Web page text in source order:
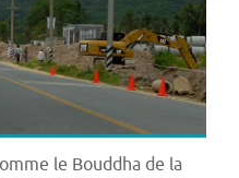
le Bouddha de la